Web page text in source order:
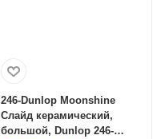
246-Dunlop Moonshine
Слайд керамический,
большой, Dunlop 246-